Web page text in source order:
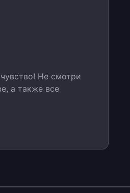
Не смотри
а также все